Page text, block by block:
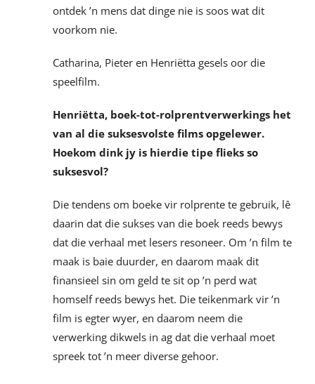
ontdek ’n mens dat dinge nie is soos wat dit
voorkom nie.
Catharina, Pieter en Henriëtta gesels oor die
speelfilm.
Henriëtta, boek-tot-rolprentverwerkings het
van al die suksesvolste films opgelewer.
Hoekom dink jy is hierdie tipe flieks so
suksesvol?
Die tendens om boeke vir rolprente te gebruik, lê
daarin dat die sukses van die boek reeds bewys
dat die verhaal met lesers resoneer. Om ’n film te
maak is baie duurder, en daarom maak dit
finansieel sin om geld te sit op ’n perd wat
homself reeds bewys het. Die teikenmark vir ’n
film is egter wyer, en daarom neem die
verwerking dikwels in ag dat die verhaal moet
spreek tot ’n meer diverse gehoor.